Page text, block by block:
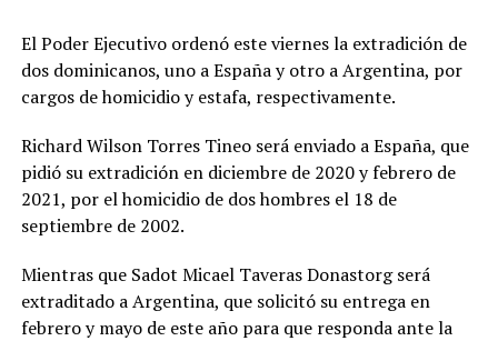
El Poder Ejecutivo ordenó este viernes la extradición de
dos dominicanos, uno a España y otro a Argentina, por
cargos de homicidio y estafa, respectivamente.
Richard Wilson Torres Tineo será enviado a España, que
pidió su extradición en diciembre de 2020 y febrero de
2021, por el homicidio de dos hombres el 18 de
septiembre de 2002.
Mientras que Sadot Micael Taveras Donastorg será
extraditado a Argentina, que solicitó su entrega en
febrero y mayo de este año para que responda ante la